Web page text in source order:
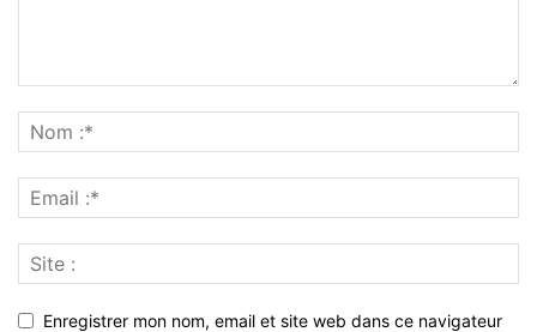
Enregistrer mon nom, email et site web dans ce navigateur